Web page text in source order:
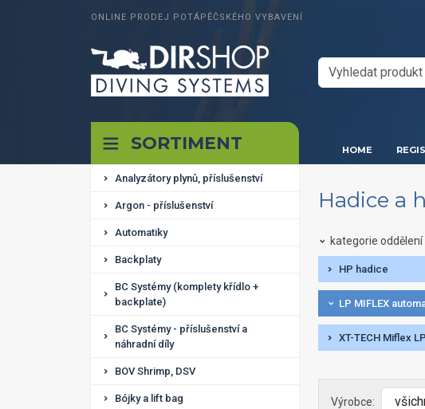
ONLINE PRODEJ POTÁPĚČSKÉHO VYBAVENÍ
SORTIMENT HOME
Analyzátory plynů, příslušenství
Argon - příslušenství
Automatiky
Backplaty
BC Systémy (komplety křídlo +
backplate)
BC Systémy - příslušenství a
náhradní díly
BOV Shrimp, DSV
Bójky a lift bag
Hadice a
kategorie oddělení
HP hadice
LP MIFLEX
XT-TECH Miflex
Výrobce: